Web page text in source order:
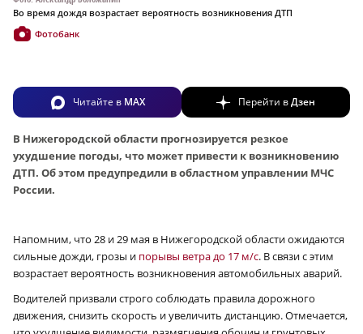
Во время дождя возрастает вероятность возникновения ДТП
Фотобанк
Читайте в MAX Перейти вДзен
В Нижегородской области прогнозируется резкое
ухудшение погоды, что может привести к возникновению
ДТП. Об этом предупредили в областном управлении МЧС
России.
Напомним, что 28 и 29 мая в Нижегородской области ожидаются
сильные дожди, грозы и порывы ветра до 17 м/с. В связи с этим
возрастает вероятность возникновения автомобильных аварий.
Водителей призвали строго соблюдать правила дорожного
движения, снизить скорость и увеличить дистанцию. Отмечается,